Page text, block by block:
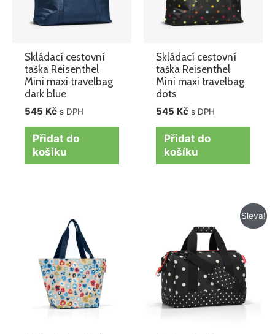
Skládací cestovní
taška Reisenthel
Mini maxi travelbag
dark blue
545 Kč s DPH
Přidat do
košíku
Skládací cestovní
taška Reisenthel
Mini maxi travelbag
dots
545 Kč s DPH
Přidat do
košíku
Sleva!
cena
byla:
1
025 Kč.
Aktuální
cena
820 Kč.